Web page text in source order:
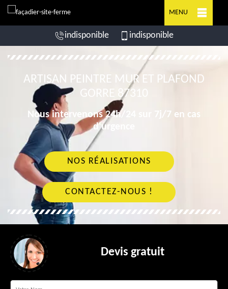
MENU
indisponible indisponible
ARTISAN PEINTRE MUR ET PLAFOND
GORRE 87310
Nous intervenons 24h/24 sur 7j/7 en cas
d'urgence
NOS RÉALISATIONS
CONTACTEZ-NOUS !
Devis gratuit